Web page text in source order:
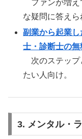
ファンが増え
な疑問に答えら
副業から起業
士・診断士の
次のステップ
たい人向け。
3. メンタル・